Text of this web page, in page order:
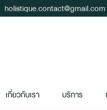
holistique.contact@gmail.com
เกี่ยวกับเรา บริการ